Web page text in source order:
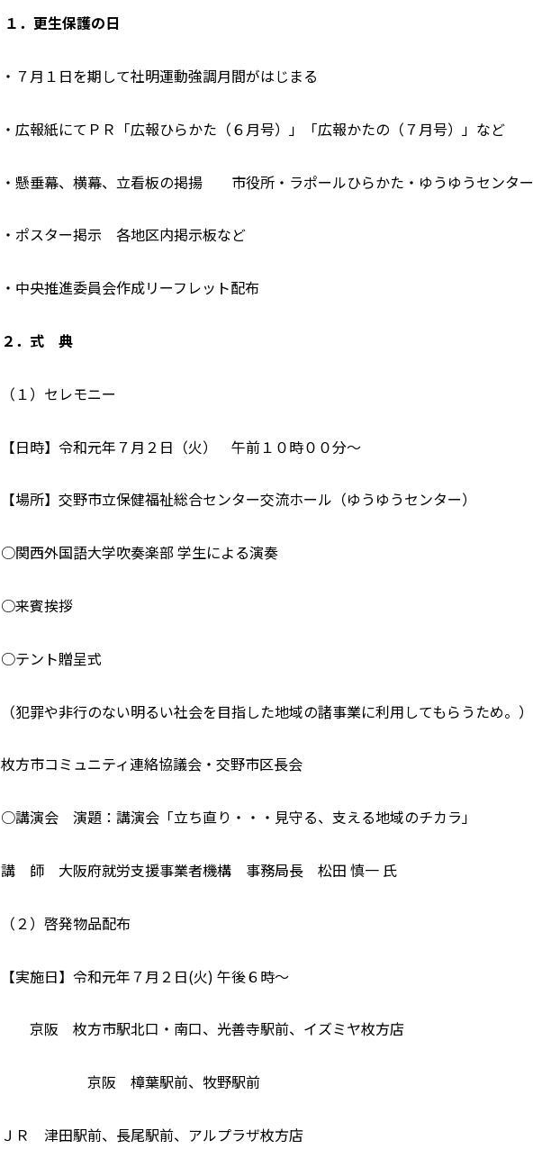
１．更生保護の日
・７月１日を期して社明運動強調月間がはじまる
・広報紙にてＰＲ「広報ひらかた（６月号）」「広報かたの（７月号）」など
・懸垂幕、横幕、立看板の掲揚 市役所・ラポールひらかた・ゆうゆうセンター
・ポスター掲示 各地区内掲示板など
・中央推進委員会作成リーフレット配布
２．式 典
（１）セレモニー
【日時】令和元年７月２日（火） 午前１０時００分～
【場所】交野市立保健福祉総合センター交流ホール（ゆうゆうセンター）
○関西外国語大学吹奏楽部 学生による演奏
○来賓挨拶
○テント贈呈式
（犯罪や非行のない明るい社会を目指した地域の諸事業に利用してもらうため。）
枚方市コミュニティ連絡協議会・交野市区長会
○講演会 演題：講演会「立ち直り・・・見守る、支える地域のチカラ」
講 師 大阪府就労支援事業者機構 事務局長 松田 慎一 氏
（２）啓発物品配布
【実施日】令和元年７月２日(火) 午後６時～
京阪 枚方市駅北口・南口、光善寺駅前、イズミヤ枚方店
京阪 樟葉駅前、牧野駅前
ＪＲ 津田駅前、長尾駅前、アルプラザ枚方店